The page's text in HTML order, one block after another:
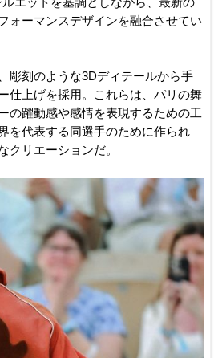
ォーマンスデザインを融合させてい
彫刻のような3Dディテールから手
仕上げを採用。これらは、パリの舞
の躍動感や感情を表現するための工
を代表する同選手のために作られ
クリエーションだ。